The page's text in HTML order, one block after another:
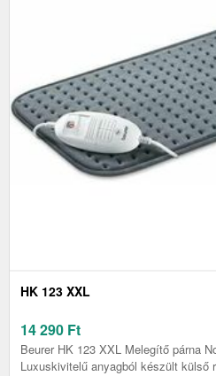
HK 123 XXL
14 290 Ft
Beurer HK 123 XXL Melegítő párna
Luxuskivitelű anyagból készült külső